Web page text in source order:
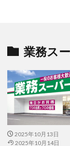
業務ス
2025年10月13日
2025年10月14日